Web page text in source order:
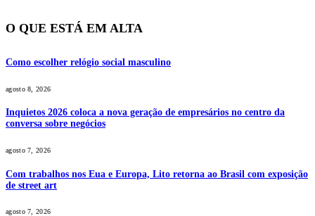
O QUE ESTÁ EM ALTA
Como escolher relógio social masculino
agosto 8, 2026
Inquietos 2026 coloca a nova geração de empresários no centro da
conversa sobre negócios
agosto 7, 2026
Com trabalhos nos Eua e Europa, Lito retorna ao Brasil com exposição
de street art
agosto 7, 2026